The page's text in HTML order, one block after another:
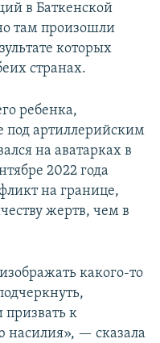
в Баткенской
там произошли
которых
странах.
ребенка,
под артиллерийским
на аватарках в
2022 года
на границе,
жертв, чем в
какого-то
к
— сказала